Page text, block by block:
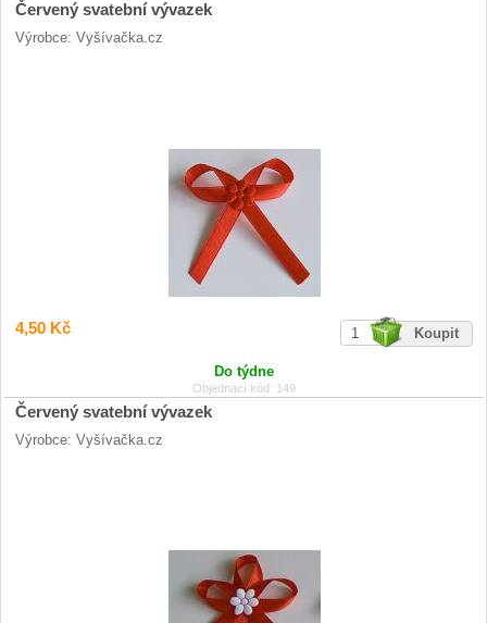
Červený svatební vývazek
Výrobce: Vyšívačka.cz
4,50 Kč
Do týdne
Objednací kód: 149
Červený svatební vývazek
Výrobce: Vyšívačka.cz